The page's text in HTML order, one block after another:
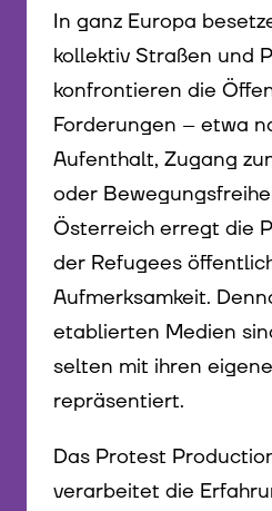
In ganz Europa
kollektiv Straßen und
konfrontieren die
Forderungen – etwa
Aufenthalt, Zugang
oder
Österreich erregt die
der Refugees
Aufmerksamkeit.
etablierten Medien
selten mit ihren
repräsentiert.
Das Protest
verarbeitet die